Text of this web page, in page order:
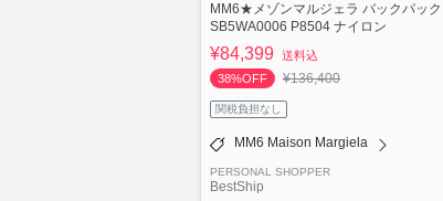
MM6★メゾンマルジェラ バックパック
SB5WA0006 P8504 ナイロン
¥84,399 送料込
38%OFF
¥136,400
関税負担なし
MM6 Maison Margiela
PERSONAL SHOPPER
BestShip